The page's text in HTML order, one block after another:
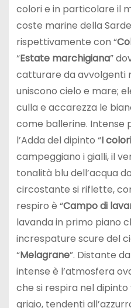
colori e in particolare il
coste marine della
rispettivamente con “
“Estate marchigiana”
catturare da avvolgenti
uniscono cielo e mare;
culla e accarezza le
come ballerine. Intense
l’Adda del dipinto “I
campeggiano i gialli, il
tonalità blu dell’acqua
circostante si riflette,
respiro è “Campo di
lavanda in primo piano
increspature scure del
“Melagrane”. Distante
intense è l’atmosfera
che si respira nel dipinto
grigio, tendenti